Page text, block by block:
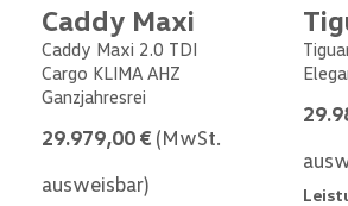
Caddy Maxi
Caddy Maxi 2.0 TDI
Cargo KLIMA AHZ
Ganzjahresrei
29.979,00 € (MwSt.
ausweisbar)